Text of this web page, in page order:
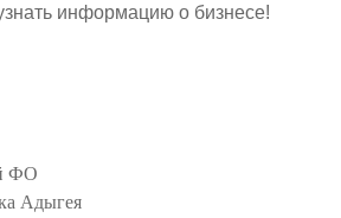
информацию о бизнесе!
ФО
Адыгея